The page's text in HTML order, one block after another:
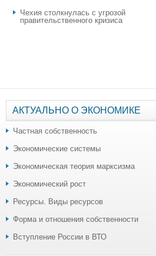
Чехия столкнулась с угрозой
правительственного кризиса
АКТУАЛЬНО О ЭКОНОМИКЕ
Частная собственность
Экономические системы
Экономическая теория марксизма
Экономический рост
Ресурсы. Виды ресурсов
Форма и отношения собственности
Вступление России в ВТО